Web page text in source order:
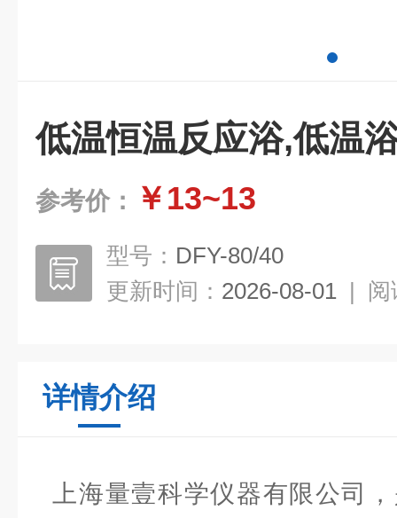
低温恒温反应浴,低温
参考价： ￥13~13
型号： DFY-80/40
更新时间： 2026-08-01 | 阅
详情介绍
上海量壹科学仪器有限公司